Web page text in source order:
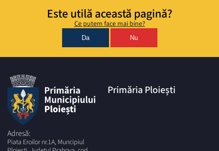
Este utilă această pagină?
Ce putem face mai bine?
Da Nu
Adresă:
Piata Eroilor nr.1A, Muncipiul
Primăria Ploiești